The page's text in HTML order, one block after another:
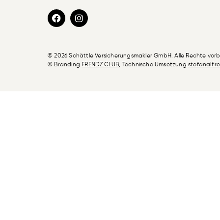
© 2026 Schättle Versicherungsmakler GmbH. Alle Rechte
© Branding FRENDZ.CLUB, Technische Umsetzung